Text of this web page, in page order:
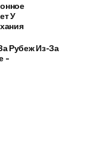
У
Рубеж Из-За
–